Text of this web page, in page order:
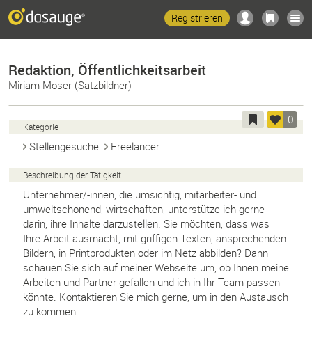
Registrieren
Redaktion, Öffentlichkeitsarbeit
Miriam Moser (Satzbildner)
Kategorie
0
Stellengesuche
Freelancer
Beschreibung der Tätigkeit
Unternehmer/-innen, die umsichtig, mitarbeiter- und
umweltschonend, wirtschaften, unterstütze ich gerne
darin, ihre Inhalte darzustellen. Sie möchten, dass was
Ihre Arbeit ausmacht, mit griffigen Texten, ansprechenden
Bildern, in Printprodukten oder im Netz abbilden? Dann
schauen Sie sich auf meiner Webseite um, ob Ihnen meine
Arbeiten und Partner gefallen und ich in Ihr Team passen
könnte. Kontaktieren Sie mich gerne, um in den Austausch
zu kommen.